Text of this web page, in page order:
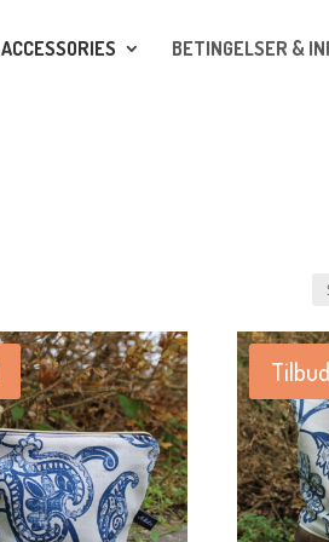
ACCESSORIES BETINGELSER &